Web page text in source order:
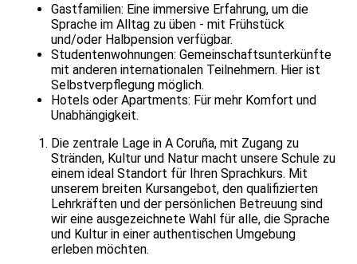
Gastfamilien: Eine immersive Erfahrung, um die
Sprache im Alltag zu üben - mit Frühstück
und/oder Halbpension verfügbar.
Studentenwohnungen: Gemeinschaftsunterkünfte
mit anderen internationalen Teilnehmern. Hier ist
Selbstverpflegung möglich.
Hotels oder Apartments: Für mehr Komfort und
Unabhängigkeit.
Die zentrale Lage in A Coruña, mit Zugang zu
Stränden, Kultur und Natur macht unsere Schule zu
einem ideal Standort für Ihren Sprachkurs. Mit
unserem breiten Kursangebot, den qualifizierten
Lehrkräften und der persönlichen Betreuung sind
wir eine ausgezeichnete Wahl für alle, die Sprache
und Kultur in einer authentischen Umgebung
erleben möchten.